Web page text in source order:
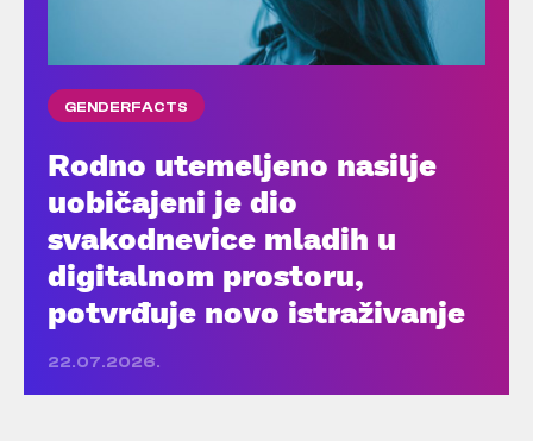
GENDERFACTS
Rodno utemeljeno nasilje
uobičajeni je dio
svakodnevice mladih u
digitalnom prostoru,
potvrđuje novo istraživanje
22.07.2026.